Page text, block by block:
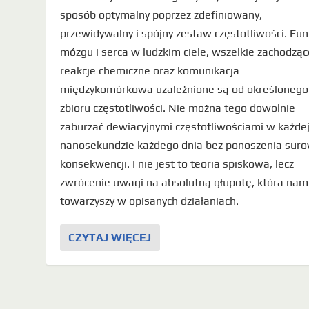
sposób optymalny poprzez zdefiniowany,
przewidywalny i spójny zestaw częstotliwości.
mózgu i serca w ludzkim ciele, wszelkie
reakcje chemiczne oraz komunikacja
międzykomórkowa uzależnione są od określonego
zbioru częstotliwości. Nie można tego dowolnie
zaburzać dewiacyjnymi częstotliwościami w każdej
nanosekundzie każdego dnia bez ponoszenia
konsekwencji. I nie jest to teoria spiskowa, lecz
zwrócenie uwagi na absolutną głupotę, która nam
towarzyszy w opisanych działaniach.
CZYTAJ WIĘCEJ